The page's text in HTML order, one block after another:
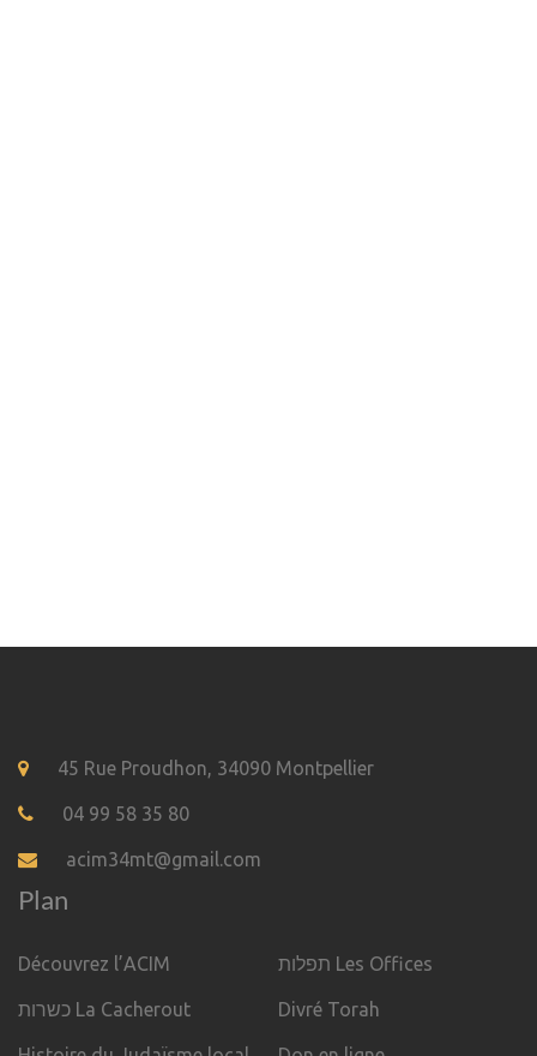
45 Rue Proudhon, 34090 Montpellier
04 99 58 35 80
acim34mt@gmail.com
Plan
Découvrez l’ACIM
כשרות La Cacherout
תפלות Les Offices
Divré Torah